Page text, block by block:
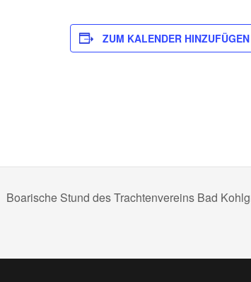
ZUM KALENDER HINZUFÜGEN
Boarische Stund des Trachtenvereins Bad